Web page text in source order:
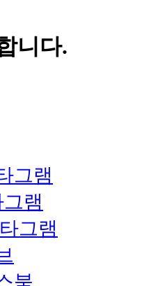
니다.
그램
램
그램
북